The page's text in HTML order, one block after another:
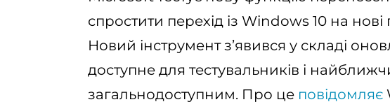
спростити перехід із Windows 10 на нові
Новий інструмент з’явився у складі
доступне для тестувальників і
загальнодоступним. Про це повідомляє